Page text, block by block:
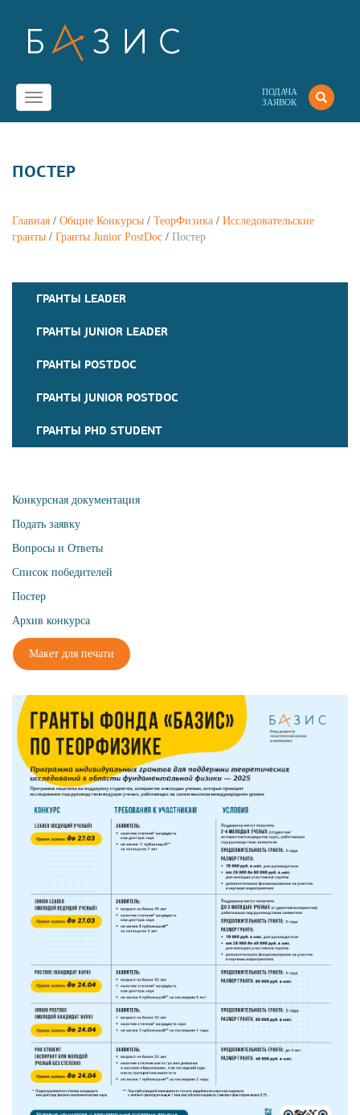
ПОДАЧА
ЗАЯВОК
Toggle
navigation
ПОСТЕР
Главная / Общие Конкурсы / ТеорФизика / Исследовательские
гранты / Гранты Junior PostDoc / Постер
ГРАНТЫ LEADER
ГРАНТЫ JUNIOR LEADER
ГРАНТЫ POSTDOC
ГРАНТЫ JUNIOR POSTDOC
ГРАНТЫ PHD STUDENT
Конкурсная документация
Подать заявку
Вопросы и Ответы
Список победителей
Постер
Архив конкурса
Макет для печати